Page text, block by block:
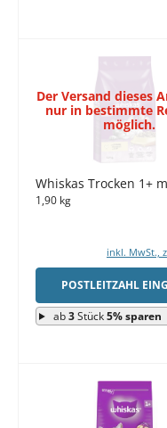
Der Versand dieses
nur in bestimmte
möglich.
Whiskas Trocken 1+
1,90 kg
inkl. MwSt.,
POSTLEITZAHL
ab3Stück5% sparen